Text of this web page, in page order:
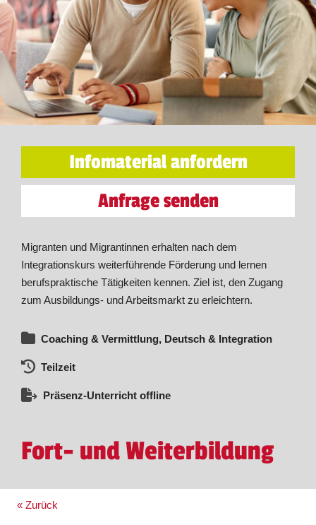
Infomaterial anfordern
Anfrage senden
Migranten und Migrantinnen erhalten nach dem
Integrationskurs weiterführende Förderung und lernen
berufspraktische Tätigkeiten kennen. Ziel ist, den Zugang
zum Ausbildungs- und Arbeitsmarkt zu erleichtern.
Coaching & Vermittlung, Deutsch & Integration
Teilzeit
Präsenz-Unterricht offline
Fort- und Weiterbildung
« Zurück